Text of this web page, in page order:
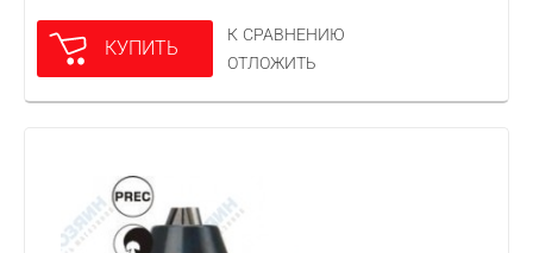
КУПИТЬ
К СРАВНЕНИЮ
ОТЛОЖИТЬ